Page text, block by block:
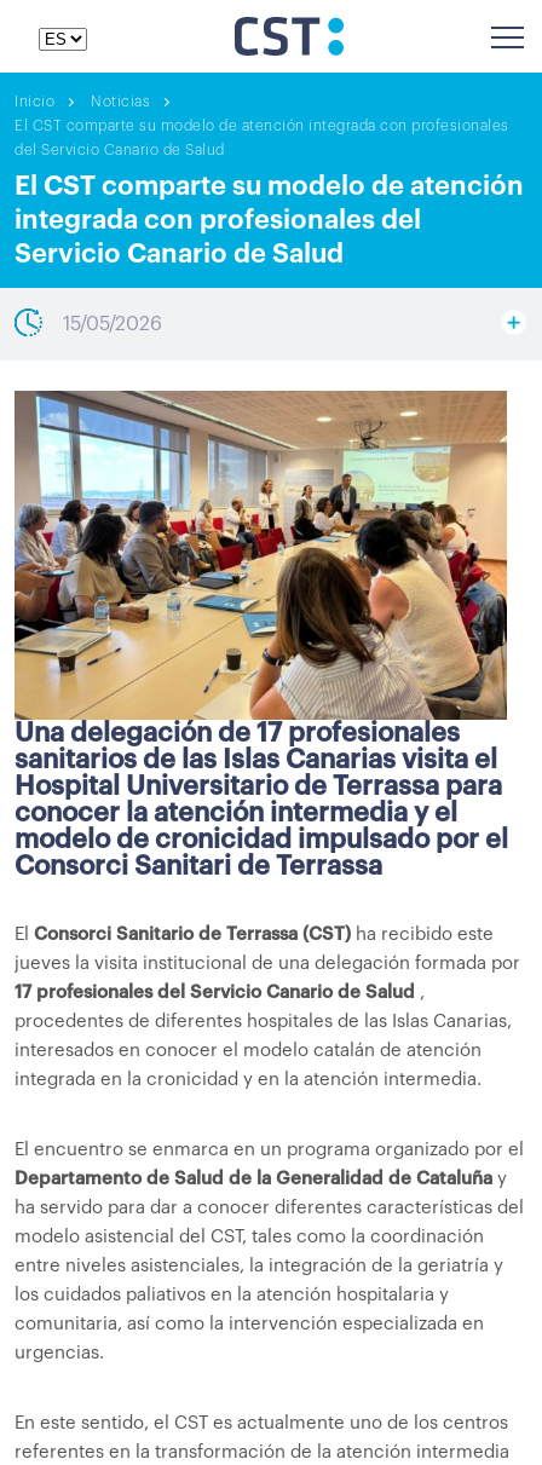
Inicio
Noticias
El CST comparte su modelo de atención integrada con profesionales
del Servicio Canario de Salud
El CST comparte su modelo de atención
integrada con profesionales del
Servicio Canario de Salud
15/05/2026
Una delegación de 17 profesionales
sanitarios de las Islas Canarias visita el
Hospital Universitario de Terrassa para
conocer la atención intermedia y el
modelo de cronicidad impulsado por el
Consorci Sanitari de Terrassa
El Consorci Sanitario de Terrassa (CST) ha recibido este
jueves la visita institucional de una delegación formada por
17 profesionales del Servicio Canario de Salud ,
procedentes de diferentes hospitales de las Islas Canarias,
interesados ​​en conocer el modelo catalán de atención
integrada en la cronicidad y en la atención intermedia.
El encuentro se enmarca en un programa organizado por el
Departamento de Salud de la Generalidad de Cataluña y
ha servido para dar a conocer diferentes características del
modelo asistencial del CST, tales como la coordinación
entre niveles asistenciales, la integración de la geriatría y
los cuidados paliativos en la atención hospitalaria y
comunitaria, así como la intervención especializada en
urgencias.
En este sentido, el CST es actualmente uno de los centros
referentes en la transformación de la atención intermedia